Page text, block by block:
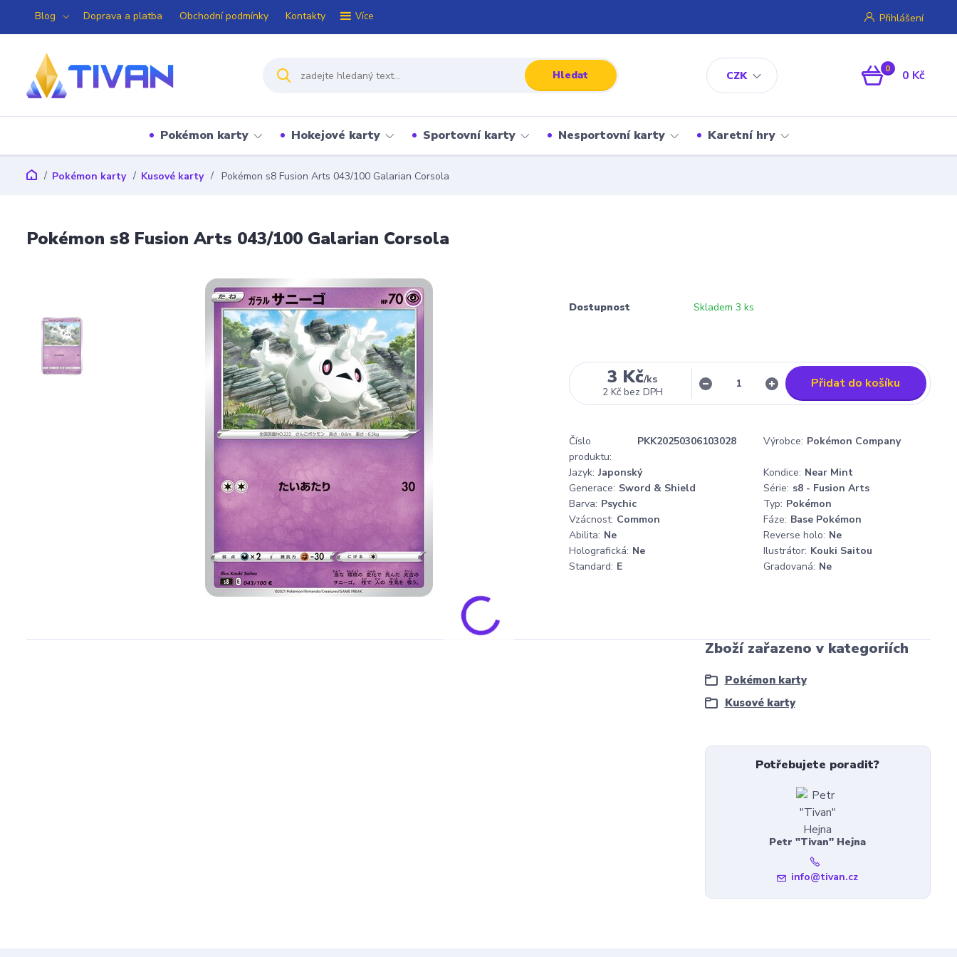
Blog Doprava a platba Obchodní podmínky Kontakty Více
CZK
Přihlášení
Hledat 0 0 Kč
Pokémon karty Hokejové karty Sportovní karty Nesportovní karty Karetní hry
Pokémon karty Kusové karty Pokémon s8 Fusion Arts 043/100 Galarian Corsola
Pokémon s8 Fusion Arts 043/100 Galarian Corsola
Dostupnost Skladem 3 ks
3 Kč/ks
2 Kč bez DPH
Přidat do košíku
Číslo
produktu:
PKK20250306103028 Výrobce: Pokémon Company
Jazyk: Japonský Kondice: Near Mint
Generace: Sword & Shield Série: s8 - Fusion Arts
Barva: Psychic Typ: Pokémon
Vzácnost: Common Fáze: Base Pokémon
Abilita: Ne Reverse holo: Ne
Holografická: Ne Ilustrátor: Kouki Saitou
Standard: E Gradovaná: Ne
Zboží zařazeno v kategoriích
Pokémon karty
Kusové karty
Potřebujete poradit?
Petr "Tivan" Hejna
info@tivan.cz